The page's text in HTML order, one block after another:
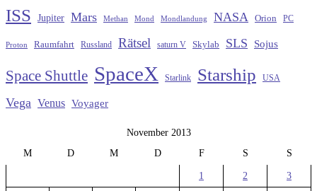
ISS Jupiter Mars Methan Mond Mondlandung NASA Orion PC
Proton Raumfahrt Russland Rätsel saturn V Skylab SLS Sojus
Space Shuttle SpaceX Starlink Starship USA
Vega Venus Voyager
November 2013
M
D M D F S S
1 2 3